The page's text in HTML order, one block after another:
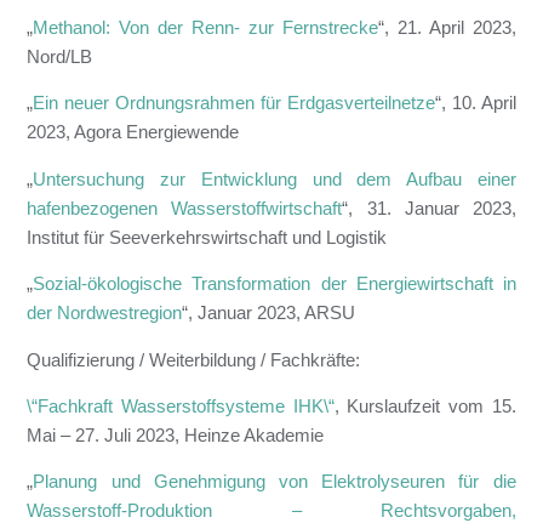
„Methanol: Von der Renn- zur Fernstrecke“, 21. April 2023,
Nord/LB
„Ein neuer Ordnungsrahmen für Erdgasverteilnetze“, 10. April
2023, Agora Energiewende
„Untersuchung zur Entwicklung und dem Aufbau einer
hafenbezogenen Wasserstoffwirtschaft“, 31. Januar 2023,
Institut für Seeverkehrswirtschaft und Logistik
„Sozial-ökologische Transformation der Energiewirtschaft in
der Nordwestregion“, Januar 2023, ARSU
Qualifizierung / Weiterbildung / Fachkräfte:
\“Fachkraft Wasserstoffsysteme IHK\“, Kurslaufzeit vom 15.
Mai – 27. Juli 2023, Heinze Akademie
„Planung und Genehmigung von Elektrolyseuren für die
Wasserstoff-Produktion – Rechtsvorgaben,